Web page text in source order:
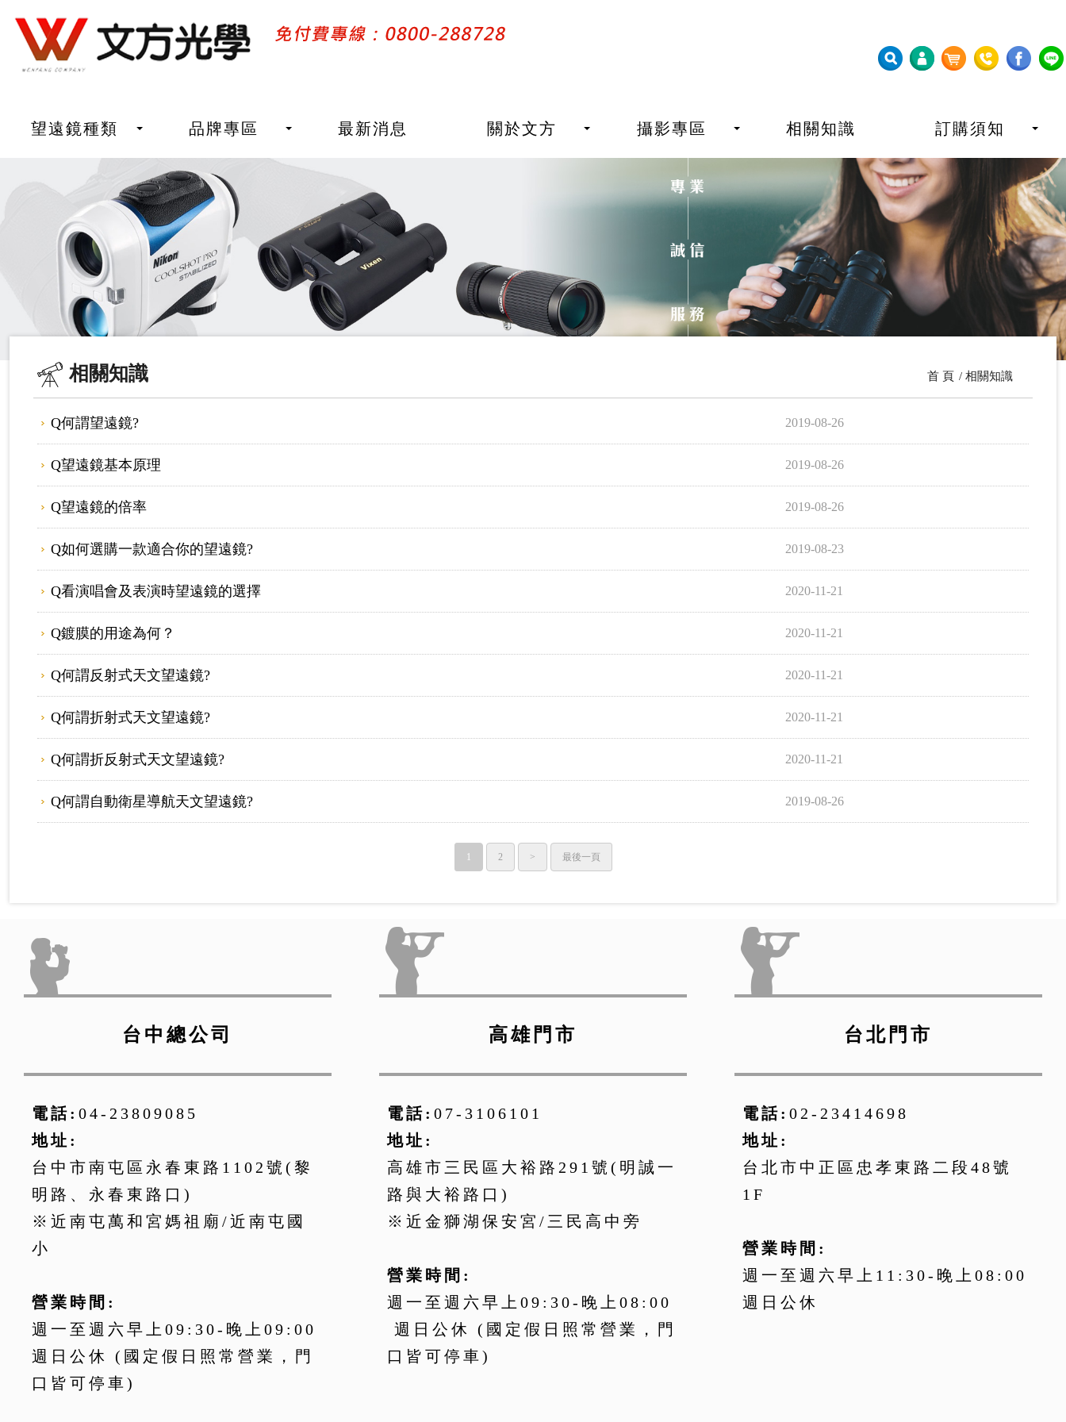
望遠鏡種類 品牌專區 最新消息 關於文方 攝影專區 相關知識 訂購須知
相關知識 首 頁 相關知識
Q何謂望遠鏡? 2019-08-26
Q望遠鏡基本原理 2019-08-26
Q望遠鏡的倍率 2019-08-26
Q如何選購一款適合你的望遠鏡? 2019-08-23
Q看演唱會及表演時望遠鏡的選擇 2020-11-21
Q鍍膜的用途為何？ 2020-11-21
Q何謂反射式天文望遠鏡? 2020-11-21
Q何謂折射式天文望遠鏡? 2020-11-21
Q何謂折反射式天文望遠鏡? 2020-11-21
Q何謂自動衛星導航天文望遠鏡? 2019-08-26
1 2 > 最後一頁
台中總公司
電話: 04-23809085
地址:
台中市南屯區永春東路1102號(黎
明路、永春東路口)
※近南屯萬和宮媽祖廟/近南屯國
小
營業時間:
週一至週六早上09:30-晚上09:00
週日公休 (國定假日照常營業，門
口皆可停車)
高雄門市
電話: 07-3106101
地址:
高雄市三民區大裕路291號(明誠一
路與大裕路口)
※近金獅湖保安宮/三民高中旁
營業時間:
週一至週六早上09:30-晚上08:00
週日公休 (國定假日照常營業，門
口皆可停車)
台北門市
電話: 02-23414698
地址:
台北市中正區忠孝東路二段48號
1F
營業時間:
週一至週六早上11:30-晚上08:00
週日公休